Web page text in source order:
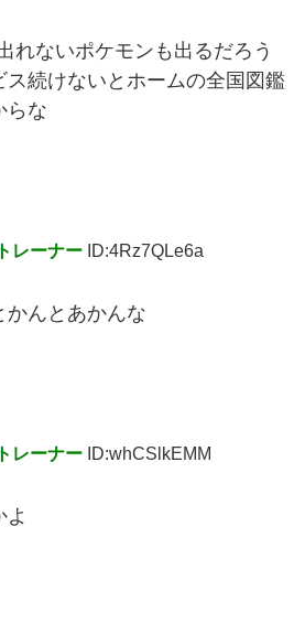
れないポケモンも出るだろう
ス続けないとホームの全国図鑑
らな
レーナー ID:4Rz7QLe6a
かんとあかんな
レーナー ID:whCSlkEMM
よ